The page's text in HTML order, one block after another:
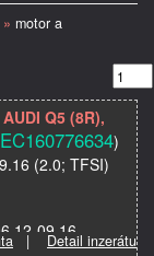
» motor a
Q5 (8R),
EC160776634)
(2.0; TFSI)
09.16
| Detail inzerátu